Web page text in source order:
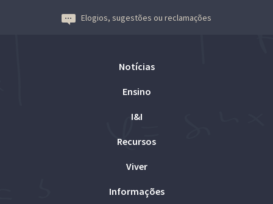
Elogios, sugestões ou reclamações
Notícias
Ensino
I&I
Recursos
Viver
Informações